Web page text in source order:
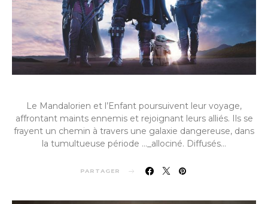
Le Mandalorien et l’Enfant poursuivent leur voyage,
affrontant maints ennemis et rejoignant leurs alliés. Ils se
frayent un chemin à travers une galaxie dangereuse, dans
la tumultueuse période …_allociné. Diffusés…
PARTAGER